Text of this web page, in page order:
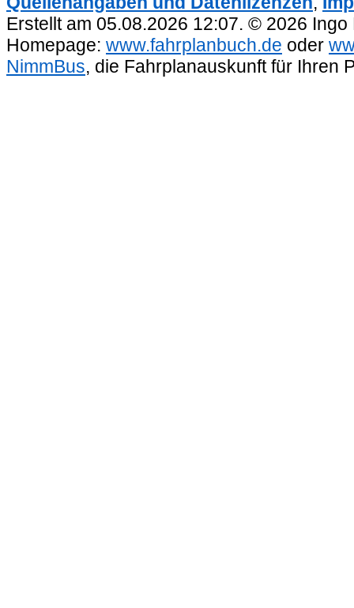
Erstellt am 05.08.2026 12:07. © 2026
Homepage: www.fahrplanbuch.de oder
NimmBus, die Fahrplanauskunft für Ihren